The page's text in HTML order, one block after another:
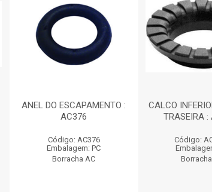
ANEL DO ESCAPAMENTO :
AC376
Código: AC376
Embalagem: PC
Borracha AC
CALCO
TRASEIRA :
Código: